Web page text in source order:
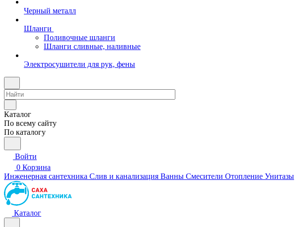
Черный металл
Шланги
Поливочные шланги
Шланги сливные, наливные
Электросушители для рук, фены
Каталог
По всему сайту
По каталогу
Войти
0 Корзина
Инженерная сантехника Слив и канализация Ванны Смесители Отопление Унитазы
Каталог